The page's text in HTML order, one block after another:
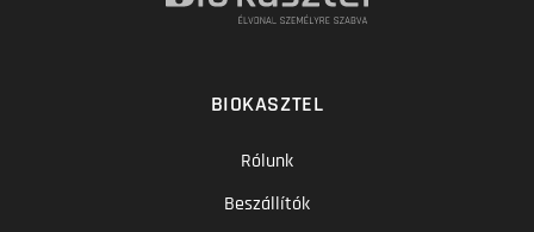
BIOKASZTEL
Rólunk
Beszállítók